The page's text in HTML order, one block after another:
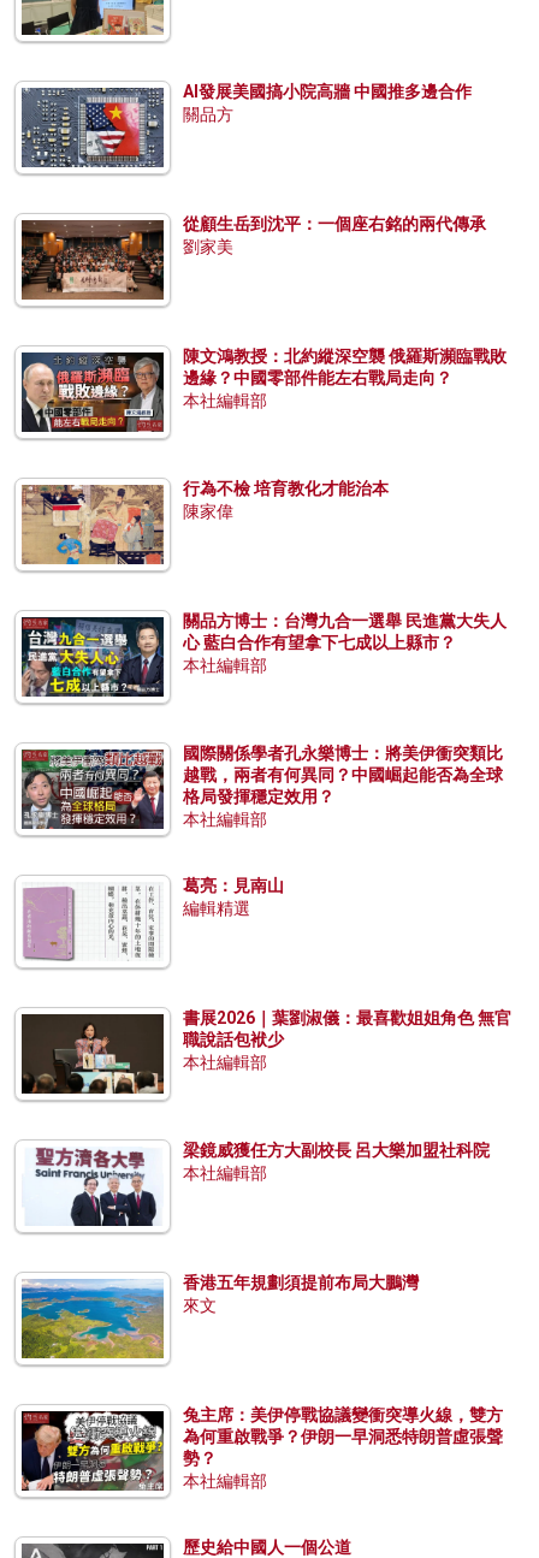
AI發展美國搞小院高牆 中國推多邊合作
關品方
從顧生岳到沈平：一個座右銘的兩代傳承
劉家美
陳文鴻教授：北約縱深空襲 俄羅斯瀕臨戰敗
邊緣？中國零部件能左右戰局走向？
本社編輯部
行為不檢 培育教化才能治本
陳家偉
關品方博士：台灣九合一選舉 民進黨大失人
心 藍白合作有望拿下七成以上縣市？
本社編輯部
國際關係學者孔永樂博士：將美伊衝突類比
越戰，兩者有何異同？中國崛起能否為全球
格局發揮穩定效用？
本社編輯部
葛亮：見南山
編輯精選
書展2026｜葉劉淑儀：最喜歡姐姐角色 無官
職說話包袱少
本社編輯部
梁鏡威獲任方大副校長 呂大樂加盟社科院
本社編輯部
香港五年規劃須提前布局大鵬灣
來文
兔主席：美伊停戰協議變衝突導火線，雙方
為何重啟戰爭？伊朗一早洞悉特朗普虛張聲
勢？
本社編輯部
歷史給中國人一個公道